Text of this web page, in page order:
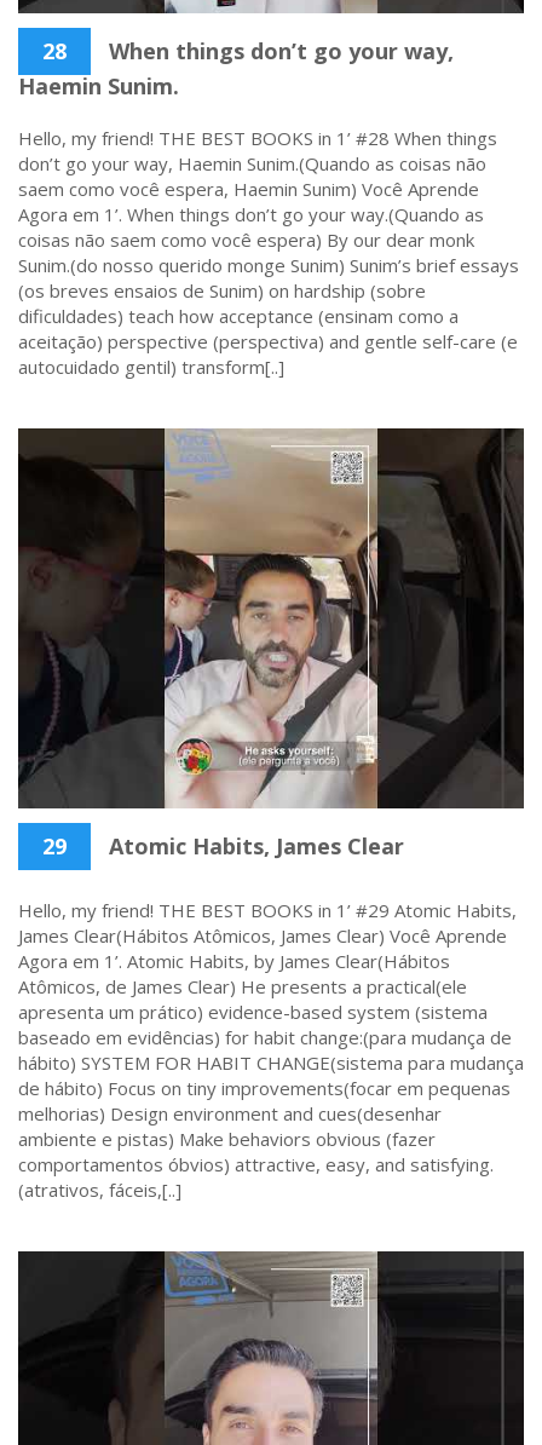
28
When things don’t go your way,
Haemin Sunim.
Hello, my friend! THE BEST BOOKS in 1’ #28 When things
don’t go your way, Haemin Sunim.(Quando as coisas não
saem como você espera, Haemin Sunim) Você Aprende
Agora em 1’. When things don’t go your way.(Quando as
coisas não saem como você espera) By our dear monk
Sunim.(do nosso querido monge Sunim) Sunim’s brief essays
(os breves ensaios de Sunim) on hardship (sobre
dificuldades) teach how acceptance (ensinam como a
aceitação) perspective (perspectiva) and gentle self-care (e
autocuidado gentil) transform[..]
29 Atomic Habits, James Clear
Hello, my friend! THE BEST BOOKS in 1’ #29 Atomic Habits,
James Clear(Hábitos Atômicos, James Clear) Você Aprende
Agora em 1’. Atomic Habits, by James Clear(Hábitos
Atômicos, de James Clear) He presents a practical(ele
apresenta um prático) evidence-based system (sistema
baseado em evidências) for habit change:(para mudança de
hábito) SYSTEM FOR HABIT CHANGE(sistema para mudança
de hábito) Focus on tiny improvements(focar em pequenas
melhorias) Design environment and cues(desenhar
ambiente e pistas) Make behaviors obvious (fazer
comportamentos óbvios) attractive, easy, and satisfying.
(atrativos, fáceis,[..]